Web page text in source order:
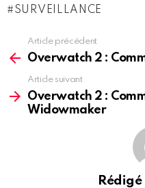
SURVEILLANCE
more
Article précédent
Overwatch 2 :
Article suivant
Overwatch 2 :
Widowmaker